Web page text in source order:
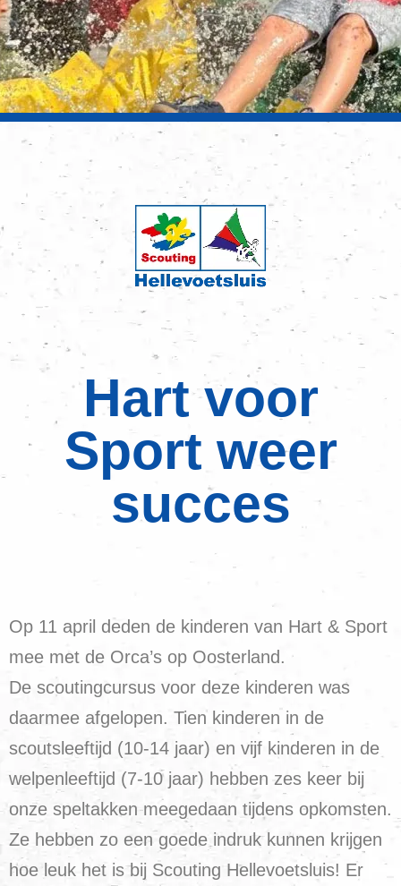
Hart voor
Sport weer
succes
Op 11 april deden de kinderen van Hart & Sport
mee met de Orca’s op Oosterland.
De scoutingcursus voor deze kinderen was
daarmee afgelopen. Tien kinderen in de
scoutsleeftijd (10-14 jaar) en vijf kinderen in de
welpenleeftijd (7-10 jaar) hebben zes keer bij
onze speltakken meegedaan tijdens opkomsten.
Ze hebben zo een goede indruk kunnen krijgen
hoe leuk het is bij Scouting Hellevoetsluis! Er